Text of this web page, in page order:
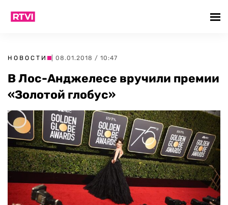
НОВОСТИ | 08.01.2018 / 10:47
В Лос-Анджелесе вручили премии
«Золотой глобус»